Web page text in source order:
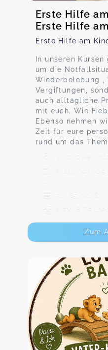
Erste Hilfe
Erste Hilfe
Erste Hilfe am
In unseren
um die
Wiederbelebung ,
Vergiftungen,
auch alltägliche
mit euch. Wie
Ebenso nehmen
Zeit für eure
rund um das
Mittwoch,
Ab 65,00 €
Max. 8
Zum